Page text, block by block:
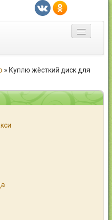
» Куплю жёсткий диск для